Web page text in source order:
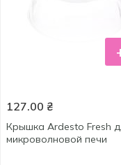
127.00 ₴
Крышка Ardesto Fresh
микроволновой печи